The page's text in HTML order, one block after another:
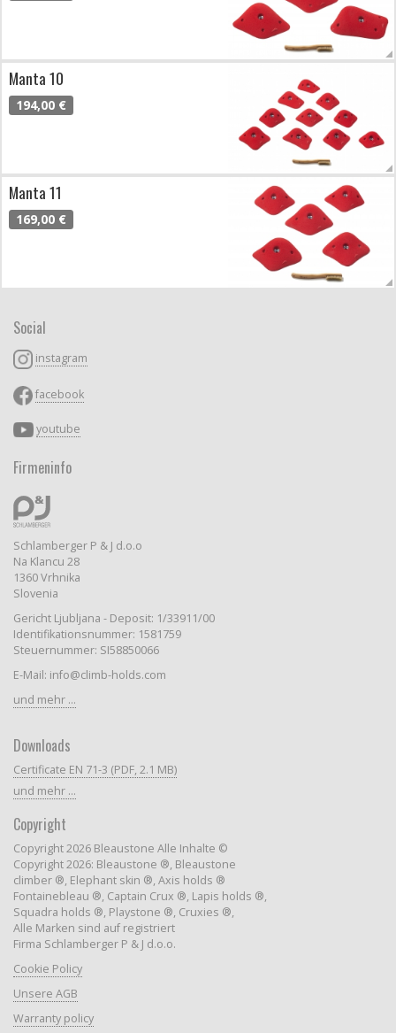
Manta 10
194,00 €
Manta 11
169,00 €
Social
instagram
facebook
youtube
Firmeninfo
Schlamberger P & J d.o.o
Na Klancu 28
1360 Vrhnika
Slovenia
Gericht Ljubljana - Deposit: 1/33911/00
Identifikationsnummer: 1581759
Steuernummer: SI58850066
E-Mail: info@climb-holds.com
und mehr ...
Downloads
Certificate EN 71-3 (PDF, 2.1 MB)
und mehr ...
Copyright
Copyright 2026 Bleaustone Alle Inhalte ©
Copyright 2026: Bleaustone ®, Bleaustone
climber ®, Elephant skin ®, Axis holds ®
Fontainebleau ®, Captain Crux ®, Lapis holds ®,
Squadra holds ®, Playstone ®, Cruxies ®,
Alle Marken sind auf registriert
Firma Schlamberger P & J d.o.o.
Cookie Policy
Unsere AGB
Warranty policy